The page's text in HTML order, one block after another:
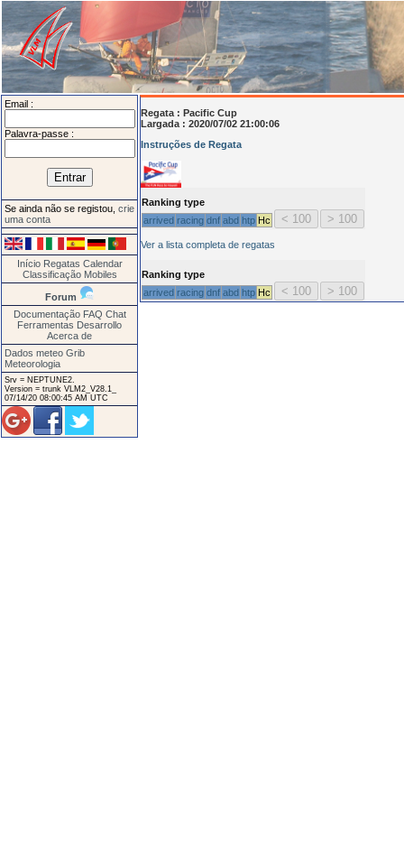
Email :
Palavra-passe :
Se ainda não se registou, crie
uma conta
Início Regatas Calendar
Classificação Mobiles
Forum
Documentação FAQ Chat
Ferramentas Desarrollo
Acerca de
Dados meteo Grib
Meteorologia
Srv = NEPTUNE2.
Version = trunk VLM2_V28.1_
07/14/20 08:00:45 AM UTC
Regata : Pacific Cup
Largada : 2020/07/02 21:00:06
Instruções de Regata
Ranking type
arrived racing dnf abd htp Hc
Ver a lista completa de regatas
Ranking type
arrived racing dnf abd htp Hc